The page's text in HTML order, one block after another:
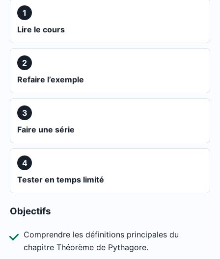
1
Lire le cours
2
Refaire l’exemple
3
Faire une série
4
Tester en temps limité
Objectifs
Comprendre les définitions principales du
chapitre Théorème de Pythagore.